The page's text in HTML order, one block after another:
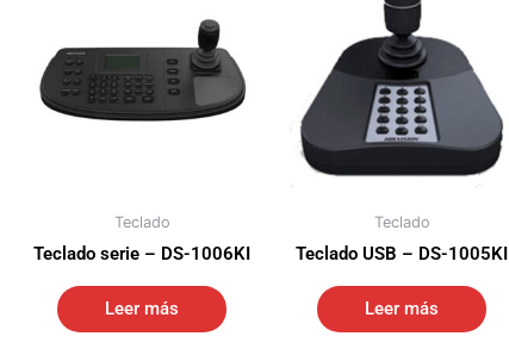
Teclado
Teclado serie – DS-1006KI
Leer más
Teclado
Teclado USB – DS-1005KI
Leer más